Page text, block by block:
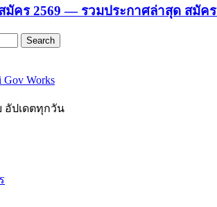
มัคร 2569 — รวมประกาศล่าสุด สมัค
Works
อัปเดตทุกวัน